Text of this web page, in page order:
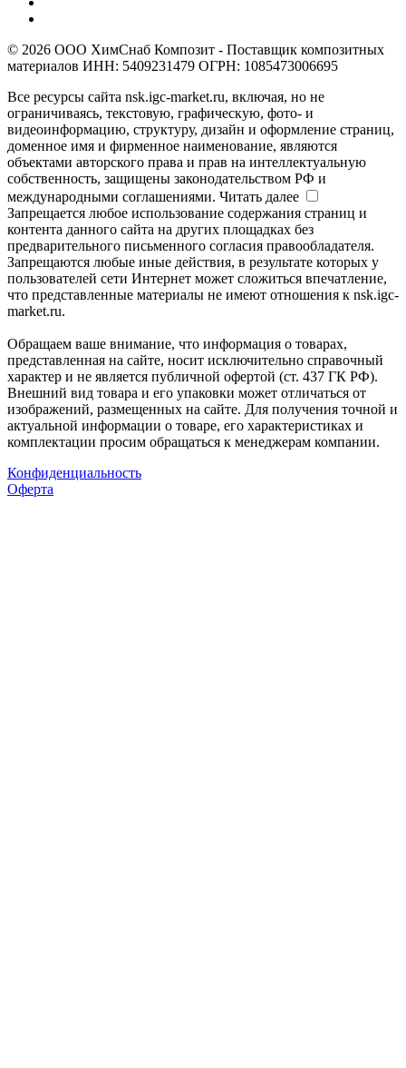
© 2026 ООО ХимСнаб Композит - Поставщик композитных
материалов ИНН: 5409231479 ОГРН: 1085473006695
Все ресурсы сайта nsk.igc-market.ru, включая, но не
ограничиваясь, текстовую, графическую, фото- и
видеоинформацию, структуру, дизайн и оформление страниц,
доменное имя и фирменное наименование, являются
объектами авторского права и прав на интеллектуальную
собственность, защищены законодательством РФ и
международными соглашениями. Читать далее
Запрещается любое использование содержания страниц и
контента данного сайта на других площадках без
предварительного письменного согласия правообладателя.
Запрещаются любые иные действия, в результате которых у
пользователей сети Интернет может сложиться впечатление,
что представленные материалы не имеют отношения к nsk.igc-
market.ru.
Обращаем ваше внимание, что информация о товарах,
представленная на сайте, носит исключительно справочный
характер и не является публичной офертой (ст. 437 ГК РФ).
Внешний вид товара и его упаковки может отличаться от
изображений, размещенных на сайте. Для получения точной и
актуальной информации о товаре, его характеристиках и
комплектации просим обращаться к менеджерам компании.
Конфиденциальность
Оферта